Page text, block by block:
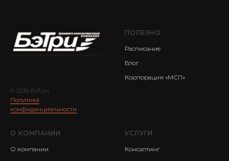
© 2016 БэТри
Политика
конфиденциальности
ПОЛЕЗНО
Расписание
Блог
Корпорация «МСП»
О КОМПАНИИ
О компании
УСЛУГИ
Консалтинг